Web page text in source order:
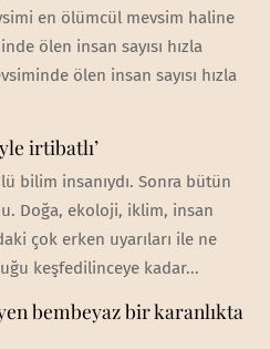
en ölümcül mevsim haline
ölen insan sayısı hızla
ölen insan sayısı hızla
irtibatlı’
bilim insanıydı. Sonra bütün
Doğa, ekoloji, iklim, insan
çok erken uyarıları ile ne
keşfedilinceye kadar...
bembeyaz bir karanlıkta